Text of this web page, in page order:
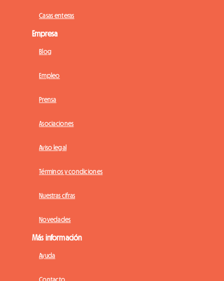
Casas enteras
Empresa
Blog
Empleo
Prensa
Asociaciones
Aviso legal
Términos y condiciones
Nuestras cifras
Novedades
Más información
Ayuda
Contacto